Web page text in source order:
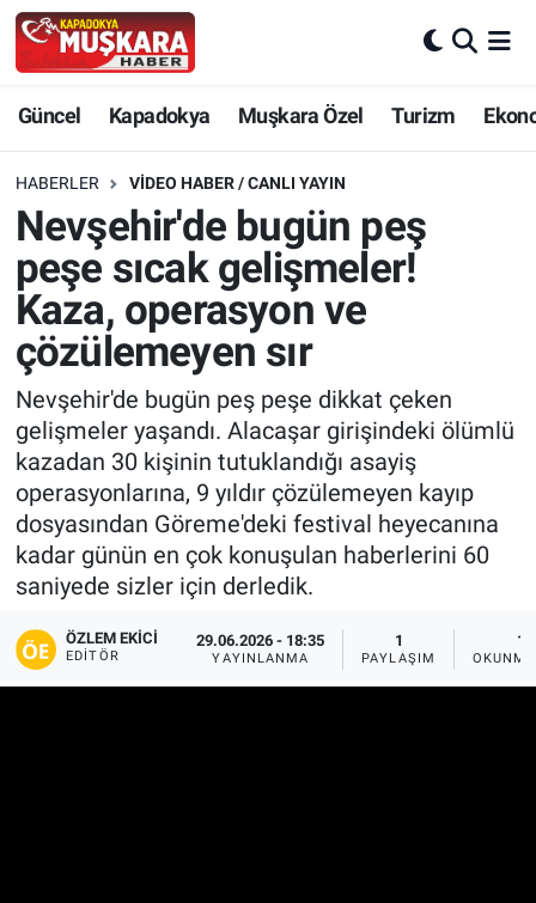
Güncel Kapadokya Muşkara Özel Turizm
HABERLER VIDEO HABER / CANLI YAYIN
Nevşehir'de bugün peş
peşe sıcak gelişmeler!
Kaza, operasyon ve
çözülemeyen sır
Nevşehir'de bugün peş peşe dikkat çeken
gelişmeler yaşandı. Alacaşar girişindeki ölümlü
kazadan 30 kişinin tutuklandığı asayiş
operasyonlarına, 9 yıldır çözülemeyen kayıp
dosyasından Göreme'deki festival heyecanına
kadar günün en çok konuşulan haberlerini 60
saniyede sizler için derledik.
ÖZLEM EKICI
EDITÖR
29.06.2026 - 18:35
YAYINLANMA
1
PAYLAŞIM
1
Güncel
SEÇİM
Muşkara Özel
Ekonomi
Kapadokya
Turizm
Kültür - Sanat
Yaşam
VEFATLAR
Nevşehir Hava Durumu
Nevşehir Trafik Yoğunluk Haritası
Süper Lig Puan Durumu ve Fikstür
Tüm Manşetler
Son Dakika Haberleri
Haber Arşivi